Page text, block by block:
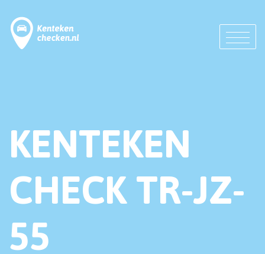
KENTEKEN
CHECK TR-JZ-
55